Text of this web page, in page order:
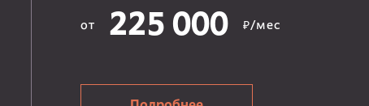
от 225 000 ₽/мес